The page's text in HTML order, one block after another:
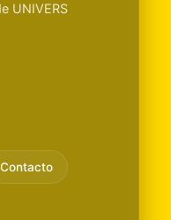
UNIVERS
Contacto